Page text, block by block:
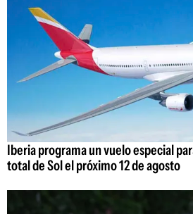
Iberia programa un vuelo especial
total de Sol el próximo 12 de agosto